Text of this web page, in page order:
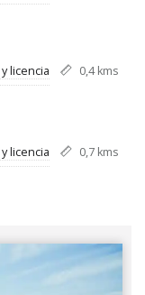
licencia 0,4 kms
licencia 0,7 kms